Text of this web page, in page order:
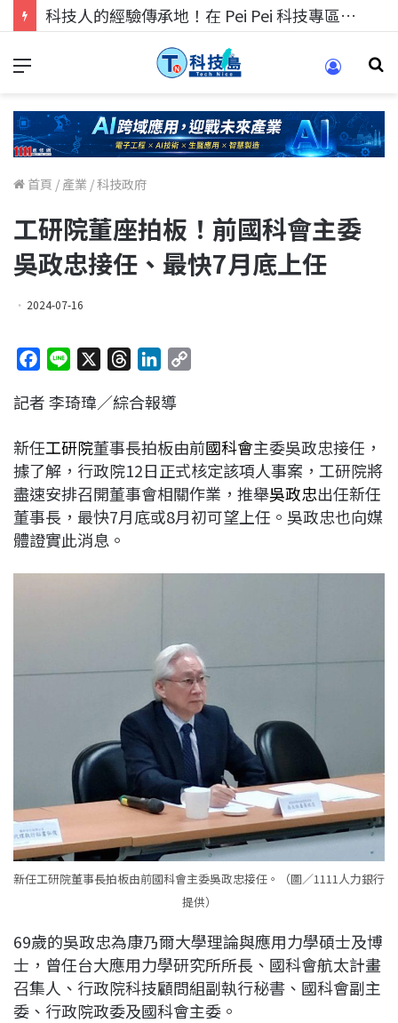
科技人的經驗傳承地！在 Pei Pei 科技專區，與學弟妹交流最硬核的技術
首頁 / 產業 /科技政府
工研院董座拍板！前國科會主委
吳政忠接任、最快7月底上任
2024-07-16
c
b
o
o
k
n
r
a
d
s
n
e
d
I
n
L
i
n
k
記者 李琦瑋／綜合報導
新任工研院董事長拍板由前國科會主委吳政忠接任，
據了解，行政院12日正式核定該項人事案，工研院將
盡速安排召開董事會相關作業，推舉吳政忠出任新任
董事長，最快7月底或8月初可望上任。吳政忠也向媒
體證實此消息。
新任工研院董事長拍板由前國科會主委吳政忠接任。（圖／1111人力銀行
提供）
69歲的吳政忠為康乃爾大學理論與應用力學碩士及博
士，曾任台大應用力學研究所所長、國科會航太計畫
召集人、行政院科技顧問組副執行秘書、國科會副主
委、行政院政委及國科會主委。